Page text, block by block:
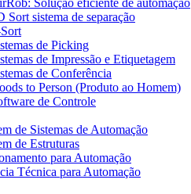
Solução eficiente de automação
Sort sistema de separação
de Picking
de Impressão e Etiquetagem
de Conferência
to Person (Produto ao Homem)
de Controle
de Sistemas de Automação
de Estruturas
para Automação
Técnica para Automação